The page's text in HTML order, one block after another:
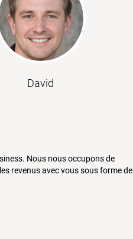
David
Nous nous occupons de
revenus avec vous sous forme de